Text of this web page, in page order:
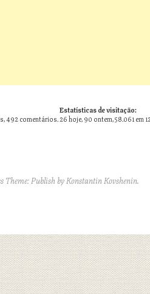
492comentários.
Estatísticas de visitação:
26 hoje, 90 ontem, 58.061 em
Theme: Publish byKonstantin Kovshenin.